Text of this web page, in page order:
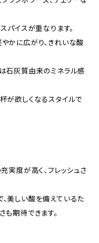
パイスが重なります。
かに広がり、きれいな酸
石灰質由来のミネラル感
が欲しくなるスタイルで
度が高く、フレッシュさ
美しい酸を備えているた
も期待できます。